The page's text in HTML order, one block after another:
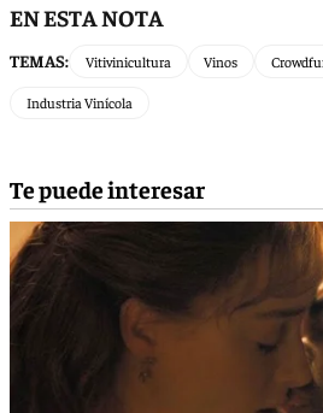
EN ESTA NOTA
TEMAS: Vitivinicultura Vinos
Industria Vinícola